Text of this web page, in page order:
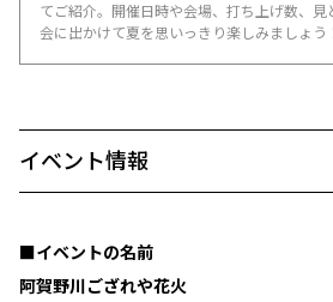
てご紹介。開催日時や会場、打ち上げ数、
会に出かけて夏を思いっきり楽しみましょう！
イベント情報
■イベントの名前
阿賀野川ござれや花火